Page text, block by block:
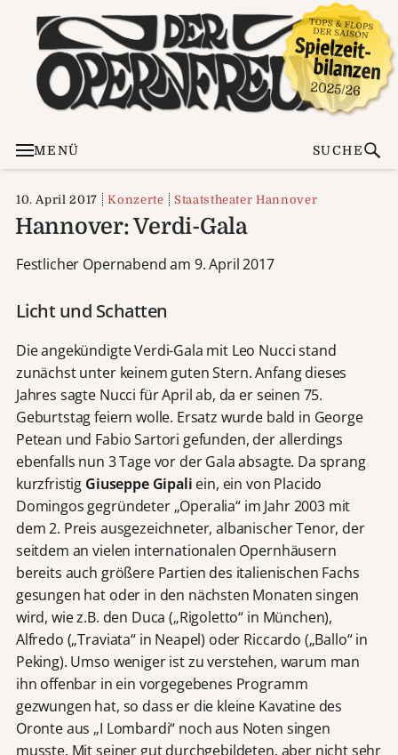
MENÜ SUCHE
10. April 2017 Konzerte Staatstheater Hannover
Hannover: Verdi-Gala
Festlicher Opernabend am 9. April 2017
Licht und Schatten
Die angekündigte Verdi-Gala mit Leo Nucci stand
zunächst unter keinem guten Stern. Anfang dieses
Jahres sagte Nucci für April ab, da er seinen 75.
Geburtstag feiern wolle. Ersatz wurde bald in George
Petean und Fabio Sartori gefunden, der allerdings
ebenfalls nun 3 Tage vor der Gala absagte. Da sprang
kurzfristig Giuseppe Gipali ein, ein von Placido
Domingos gegründeter „Operalia“ im Jahr 2003 mit
dem 2. Preis ausgezeichneter, albanischer Tenor, der
seitdem an vielen internationalen Opernhäusern
bereits auch größere Partien des italienischen Fachs
gesungen hat oder in den nächsten Monaten singen
wird, wie z.B. den Duca („Rigoletto“ in München),
Alfredo („Traviata“ in Neapel) oder Riccardo („Ballo“ in
Peking). Umso weniger ist zu verstehen, warum man
ihn offenbar in ein vorgegebenes Programm
gezwungen hat, so dass er die kleine Kavatine des
Oronte aus „I Lombardi“ noch aus Noten singen
musste. Mit seiner gut durchgebildeten, aber nicht sehr